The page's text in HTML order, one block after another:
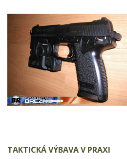
TAKTICKÁ VÝBAVA V PRAXI